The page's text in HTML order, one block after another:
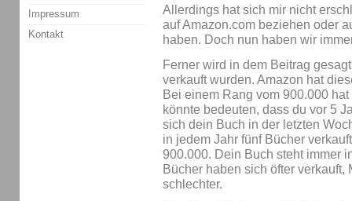
Allerdings hat sich mir nicht
auf Amazon.com beziehen oder
haben. Doch nun haben wir
Ferner wird in dem Beitrag
verkauft wurden. Amazon hat
Bei einem Rang vom 900.000
könnte bedeuten, dass du vor 5
sich dein Buch in der letzten
in jedem Jahr fünf Bücher
900.000. Dein Buch steht immer
Bücher haben sich öfter
schlechter.
Impressum
Kontakt